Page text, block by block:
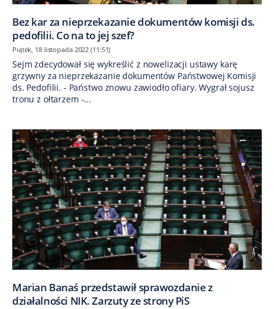
Bez kar za nieprzekazanie dokumentów komisji ds.
pedofilii. Co na to jej szef?
Piątek, 18 listopada 2022 (11:51)
Sejm zdecydował się wykreślić z nowelizacji ustawy karę
grzywny za nieprzekazanie dokumentów Państwowej Komisji
ds. Pedofilii. - Państwo znowu zawiodło ofiary. Wygrał sojusz
tronu z ołtarzem -...
Marian Banaś przedstawił sprawozdanie z
działalności NIK. Zarzuty ze strony PiS